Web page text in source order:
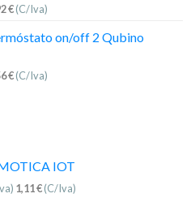
€(C/Iva)
on/off 2 Qubino
€(C/Iva)
IOT
1,11€(C/Iva)